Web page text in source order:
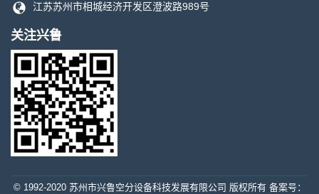
江苏苏州市相城经济开发区澄波路989号
关注兴鲁
© 1992-2020 苏州市兴鲁空分设备科技发展有限公司 版权所有 备案号：